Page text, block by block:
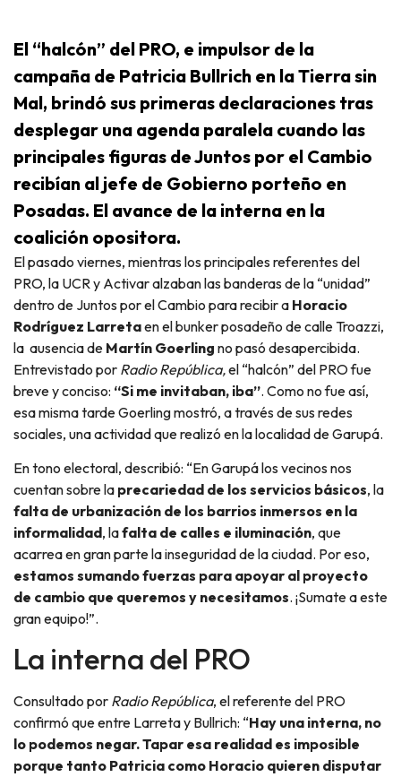
El “halcón” del PRO, e impulsor de la
campaña de Patricia Bullrich en la Tierra sin
Mal, brindó sus primeras declaraciones tras
desplegar una agenda paralela cuando las
principales figuras de Juntos por el Cambio
recibían al jefe de Gobierno porteño en
Posadas. El avance de la interna en la
coalición opositora.
El pasado viernes, mientras los principales referentes del
PRO, la UCR y Activar alzaban las banderas de la “unidad”
dentro de Juntos por el Cambio para recibir a Horacio
Rodríguez Larretaen el bunker posadeño de calle Troazzi,
la ausencia de Martín Goerling no pasó desapercibida.
Entrevistado por Radio República,el “halcón” del PRO fue
breve y conciso: “Si me invitaban, iba”. Como no fue así,
esa misma tarde Goerling mostró, a través de sus redes
sociales, una actividad que realizó en la localidad de Garupá.
En tono electoral, describió: “En Garupá los vecinos nos
cuentan sobre la precariedad de los servicios básicos, la
falta de urbanización de los barrios inmersos en la
informalidad, lafalta de calles e iluminación, que
acarrea en gran parte la inseguridad de la ciudad. Por eso,
estamos sumando fuerzas para apoyar al proyecto
de cambio que queremos y necesitamos. ¡Sumate a este
gran equipo!”.
La interna del PRO
Consultado por Radio República, el referente del PRO
confirmó que entre Larreta y Bullrich: “Hay una interna, no
lo podemos negar. Tapar esa realidad es imposible
porque tanto Patricia como Horacio quieren disputar